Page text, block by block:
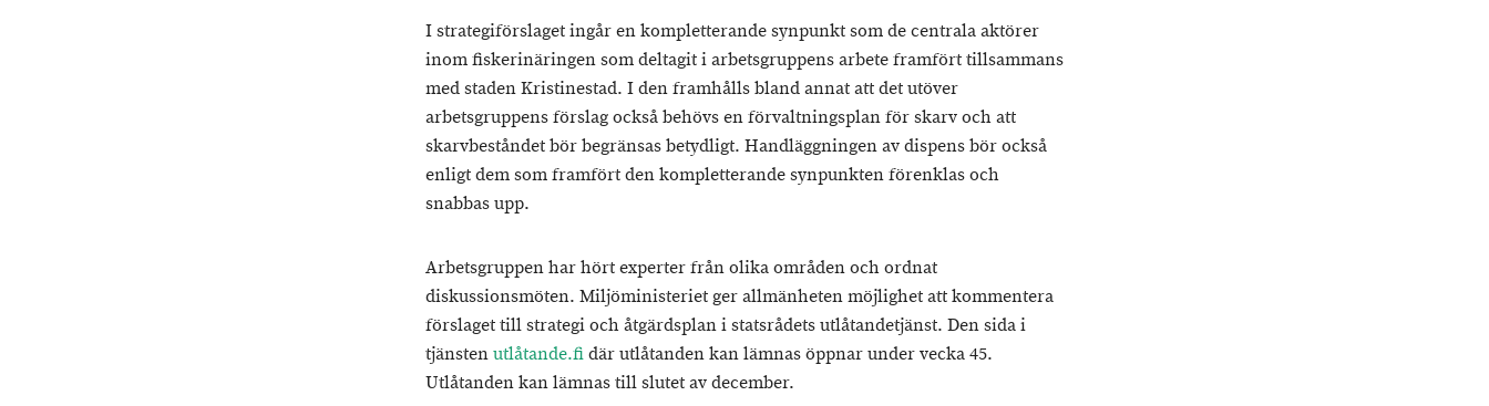
I strategiförslaget ingår en kompletterande synpunkt som de centrala aktörer
inom fiskerinäringen som deltagit i arbetsgruppens arbete framfört tillsammans
med staden Kristinestad. I den framhålls bland annat att det utöver
arbetsgruppens förslag också behövs en förvaltningsplan för skarv och att
skarvbeståndet bör begränsas betydligt. Handläggningen av dispens bör också
enligt dem som framfört den kompletterande synpunkten förenklas och
snabbas upp.
Arbetsgruppen har hört experter från olika områden och ordnat
diskussionsmöten. Miljöministeriet ger allmänheten möjlighet att kommentera
förslaget till strategi och åtgärdsplan i statsrådets utlåtandetjänst. Den sida i
tjänstenutlåtande.fidär utlåtanden kan lämnas öppnar under vecka 45.
Utlåtanden kan lämnas till slutet av december.